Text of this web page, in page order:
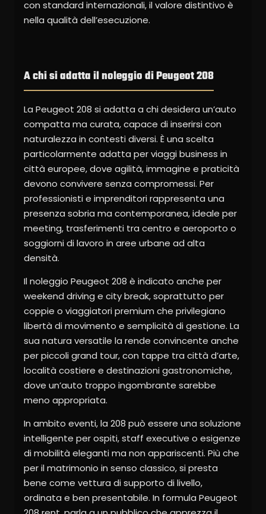
con standard internazionali, il valore distintivo è
nella qualità dell’esecuzione.
A chi si adatta il noleggio di Peugeot 208
La Peugeot 208 si adatta a chi desidera un’auto
compatta ma curata, capace di inserirsi con
naturalezza in contesti diversi. È una scelta
particolarmente adatta per viaggi business in
città europee, dove agilità, immagine e praticità
devono convivere senza compromessi. Per
professionisti e imprenditori rappresenta una
presenza sobria ma contemporanea, ideale per
meeting, trasferimenti tra centro e aeroporto o
soggiorni di lavoro in aree urbane ad alta
densità.
Il noleggio Peugeot 208 è indicato anche per
weekend driving e city break, soprattutto per
coppie o viaggiatori premium che privilegiano
libertà di movimento e semplicità di gestione. La
sua natura versatile la rende convincente anche
per piccoli grand tour, con tappe tra città d’arte,
località costiere e destinazioni gastronomiche,
dove un’auto troppo ingombrante sarebbe
meno appropriata.
In ambito eventi, la 208 può essere una soluzione
intelligente per ospiti, staff executive o esigenze
di mobilità eleganti ma non appariscenti. Più che
per il matrimonio in senso classico, si presta
bene come vettura di supporto di livello,
ordinata e ben presentabile. In formula Peugeot